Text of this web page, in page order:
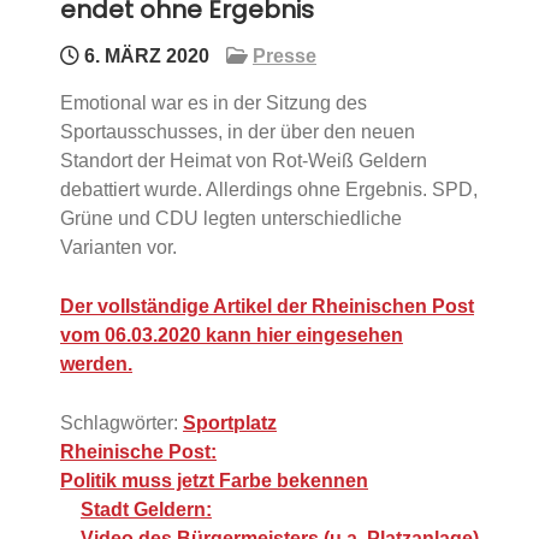
endet ohne Ergebnis
6. MÄRZ 2020 Presse
Emotional war es in der Sitzung des
Sportausschusses, in der über den neuen
Standort der Heimat von Rot-Weiß Geldern
debattiert wurde. Allerdings ohne Ergebnis. SPD,
Grüne und CDU legten unterschiedliche
Varianten vor.
Der vollständige Artikel der Rheinischen Post
vom 06.03.2020 kann hier eingesehen
werden.
Schlagwörter: Sportplatz
Beitragsnavigation
Rheinische Post:
Politik muss jetzt Farbe bekennen
Stadt Geldern: